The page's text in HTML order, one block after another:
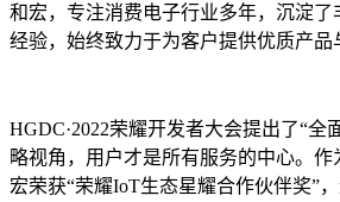
和宏，专注消费电子行业多年，沉淀了
经验，始终致力于为客户提供优质产品
HGDC·2022荣耀开发者大会提出了“全
略视角，用户才是所有服务的中心。作
宏荣获“荣耀IoT生态星耀合作伙伴奖”